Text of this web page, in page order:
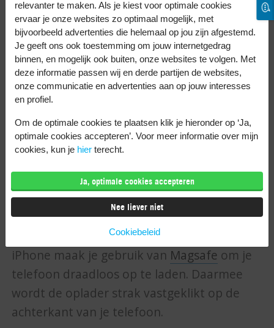
Samsung Galaxy S23 FE
Samsung Galaxy S22
Samsung Galaxy S21 FE
Google Pixel 7a
iPhone 15
iPhone 14
iPhone 13
iPhone 12
iPhone SE
Ontdek hier alles over hetdraadloos
opladen van een Samsung telefoon
iPhone maak je gebruik van Magsafe om je
telefoon draadloos op te laden. Daarmee
wordt de oplader strak vastgeklikt op de
achterkant van je telefoon.
relevanter te maken. Als je kiest voor optimale cookies
ervaar je onze websites zo optimaal mogelijk, met
bijvoorbeeld advertenties die helemaal op jou zijn afgestemd.
Je geeft ons ook toestemming om jouw internetgedrag
binnen, en mogelijk ook buiten, onze websites te volgen. Met
deze informatie passen wij en derde partijen de websites,
onze communicatie en advertenties aan op jouw interesses
en profiel.
Om de optimale cookies te plaatsen klik je hieronder op ‘Ja,
optimale cookies accepteren’. Voor meer informatie over mijn
cookies, kun je hier terecht.
Ja, optimale cookies accepteren
Nee liever niet
Cookiebeleid